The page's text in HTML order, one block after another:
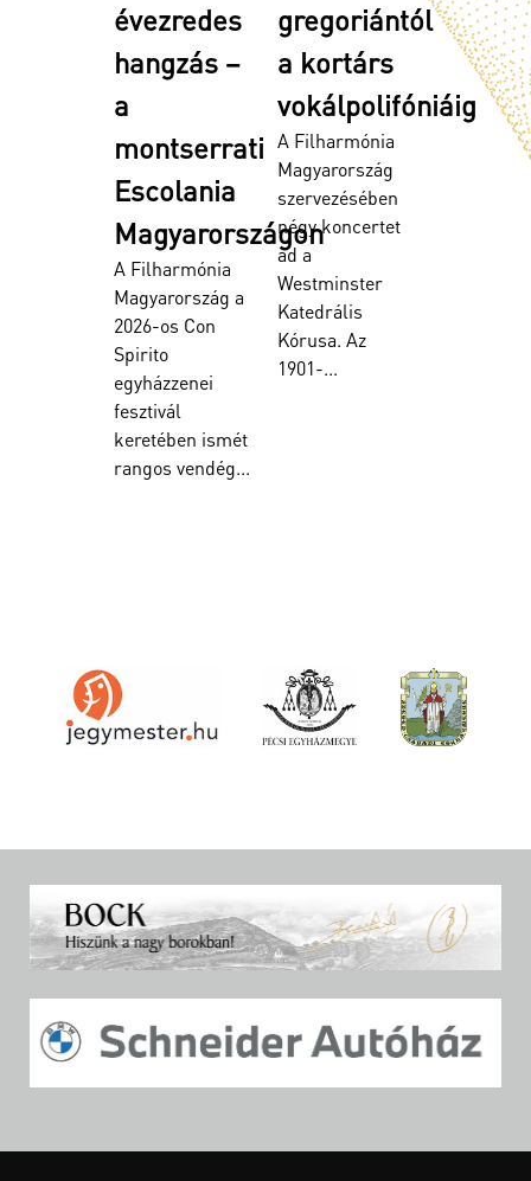
évezredes
hangzás –
a
montserrati
Escolania
Magyarországon
A Filharmónia
Magyarország a
2026-os Con
Spirito
egyházzenei
fesztivál
keretében ismét
rangos vendég...
gregoriántól
a kortárs
vokálpolifóniáig
A Filharmónia
Magyarország
szervezésében
négy koncertet
ad a
Westminster
Katedrális
Kórusa. Az
1901-...